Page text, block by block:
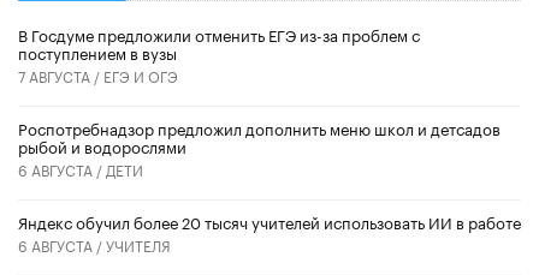
В Госдуме предложили отменить ЕГЭ из-за проблем с
поступлением в вузы
7 АВГУСТА / ЕГЭ И ОГЭ
Роспотребнадзор предложил дополнить меню школ и детсадов
рыбой и водорослями
6 АВГУСТА / ДЕТИ
​Яндекс обучил более 20 тысяч учителей использовать ИИ в работе
6 АВГУСТА /УЧИТЕЛЯ